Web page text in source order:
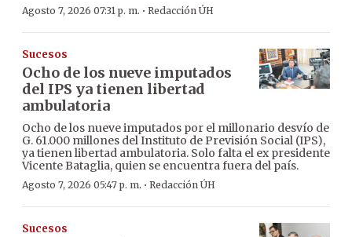
Agosto 7, 2026 07:31 p. m. · Redacción ÚH
Sucesos
Ocho de los nueve imputados
del IPS ya tienen libertad
ambulatoria
Ocho de los nueve imputados por el millonario desvío de
G. 61.000 millones del Instituto de Previsión Social (IPS),
ya tienen libertad ambulatoria. Solo falta el ex presidente
Vicente Bataglia, quien se encuentra fuera del país.
Agosto 7, 2026 05:47 p. m. · Redacción ÚH
Sucesos